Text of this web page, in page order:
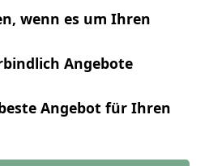
wenn es um Ihren
Angebote
Angebot für Ihren